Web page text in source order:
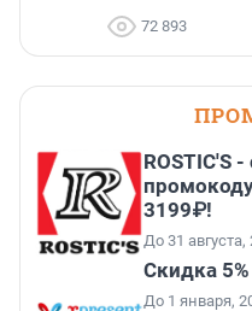
72 893
ROSTIC'S
3199₽!
До 31 августа,
Скидка
До 1 января,